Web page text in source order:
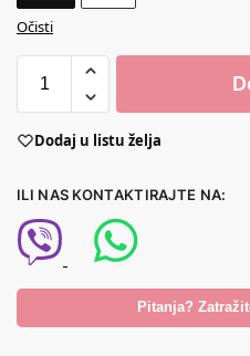
Očisti
Dodaj u listu želja
ILI NAS KONTAKTIRAJTE NA:
Pitanja?